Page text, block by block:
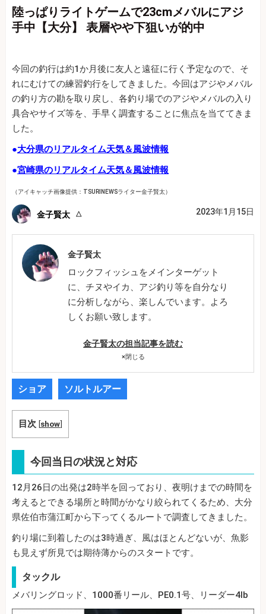
陸っぱりライトゲームで23cmメバルにアジ
手中【大分】 表層やや下狙いが的中
今回の釣行は約1か月後に友人と遠征に行く予定なので、そ
れにむけての練習釣行をしてきました。今回はアジやメバル
の釣り方の勘を取り戻し、各釣り場でのアジやメバルの入り
具合やサイズ等を、手早く調査することに焦点を当ててきま
した。
●大分県のリアルタイム天気＆風波情報
●宮崎県のリアルタイム天気＆風波情報
（アイキャッチ画像提供：TSURINEWSライター金子賢太）
金子賢太 2023年1月15日
金子賢太
ロックフィッシュをメインターゲット
に、チヌやイカ、アジ釣り等を自分なり
に分析しながら、楽しんでいます。よろ
しくお願い致します。
金子賢太の担当記事を読む
×閉じる
ショア ソルトルアー
目次 [show]
今回当日の状況と対応
12月26日の出発は2時半を回っており、夜明けまでの時間を
考えるとできる場所と時間がかなり絞られてくるため、大分
県佐伯市蒲江町から下ってくるルートで調査してきました。
釣り場に到着したのは3時過ぎ、風はほとんどないが、魚影
も見えず所見では期待薄からのスタートです。
タックル
メバリングロッド、1000番リール、PE0.1号、リーダー4lb